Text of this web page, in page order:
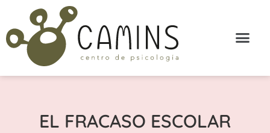
EL FRACASO ESCOLAR